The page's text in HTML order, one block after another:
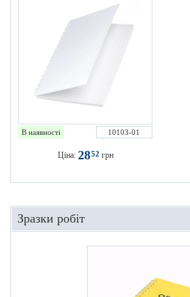
В наявності 10103-01
Ціна: 2852 грн
Зразки робіт